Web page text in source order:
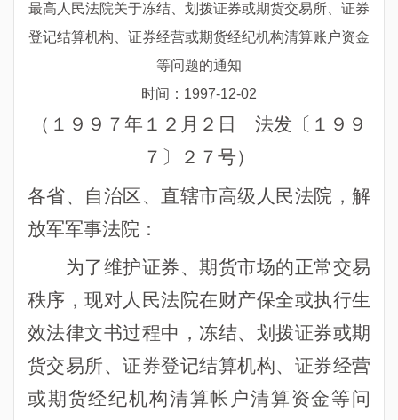
最高人民法院关于冻结、划拨证券或期货交易所、证券
登记结算机构、证券经营或期货经纪机构清算账户资金
等问题的通知
时间：1997-12-02
（１９９７年１２月２日 法发〔１９９
７〕２７号）
各省、自治区、直辖市高级人民法院，解
放军军事法院：
为了维护证券、期货市场的正常交易
秩序，现对人民法院在财产保全或执行生
效法律文书过程中，冻结、划拨证券或期
货交易所、证券登记结算机构、证券经营
或期货经纪机构清算帐户清算资金等问